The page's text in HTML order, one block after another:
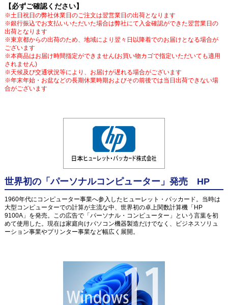
【必ずご確認ください】
※土日祝日の弊社休業日のご注文は翌営業日の出荷となります
※銀行振込でお支払いいただいた場合は弊社にて入金確認ができた翌営業日の
出荷となります
※東京都からの出荷のため、地域により翌々日以降着でのお届けとなる場合が
ございます
※本商品はお届け時間指定ができません(お買い物カゴで指定いただいても適用
されません)
※天候及び交通状況等により、お届けが遅れる場合がございます
※年末年始・お盆などの長期休業時期およびその前後では当日出荷できない場
合がございます
世界初の「パーソナルコンピューター」発売 HP
1960年代にコンピューター事業へ参入したヒューレット・パッカード。当時は
大型コンピューターでの計算が主流な中、世界初の卓上関数計算機「HP
9100A」を発売。この広告で「パーソナル・コンピューター」という言葉を初
めて使用した。現在は家庭向けパソコン機器製造だけでなく、ビジネスソリュ
ーション事業やプリンター事業など幅広く展開。